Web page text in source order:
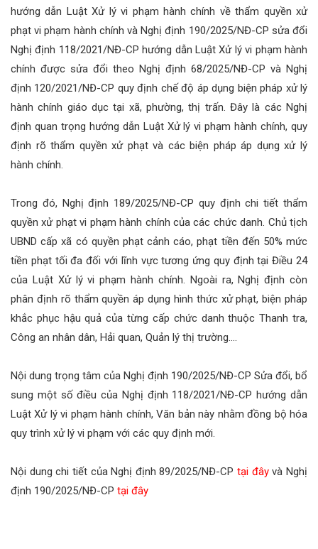
hướng dẫn Luật Xử lý vi phạm hành chính về thẩm quyền xử
phạt vi phạm hành chính và Nghị định 190/2025/NĐ-CP sửa đổi
Nghị định 118/2021/NĐ-CP hướng dẫn Luật Xử lý vi phạm hành
chính được sửa đổi theo Nghị định 68/2025/NĐ-CP và Nghị
định 120/2021/NĐ-CP quy định chế độ áp dụng biện pháp xử lý
hành chính giáo dục tại xã, phường, thị trấn. Đây là các Nghị
định quan trọng hướng dẫn Luật Xử lý vi phạm hành chính, quy
định rõ thẩm quyền xử phạt và các biện pháp áp dụng xử lý
hành chính.
Trong đó, Nghị định 189/2025/NĐ-CP quy định chi tiết thẩm
quyền xử phạt vi phạm hành chính của các chức danh. Chủ tịch
UBND cấp xã có quyền phạt cảnh cáo, phạt tiền đến 50% mức
tiền phạt tối đa đối với lĩnh vực tương ứng quy định tại Điều 24
của Luật Xử lý vi phạm hành chính. Ngoài ra, Nghị định còn
phân định rõ thẩm quyền áp dụng hình thức xử phạt, biện pháp
khắc phục hậu quả của từng cấp chức danh thuộc Thanh tra,
Công an nhân dân, Hải quan, Quản lý thị trường....
Nội dung trọng tâm của Nghị định 190/2025/NĐ-CP Sửa đổi, bổ
sung một số điều của Nghị định 118/2021/NĐ-CP hướng dẫn
Luật Xử lý vi phạm hành chính, Văn bản này nhằm đồng bộ hóa
quy trình xử lý vi phạm với các quy định mới.
Nội dung chi tiết của Nghị định 89/2025/NĐ-CPtại đâyvà Nghị
định 190/2025/NĐ-CP tại đây